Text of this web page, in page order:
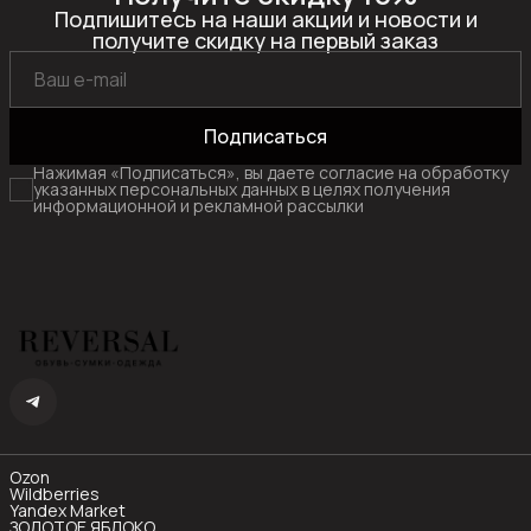
Подпишитесь на наши акции и новости и
получите скидку на первый заказ
Подписаться
Нажимая «Подписаться», вы даете согласие на обработку
указанных персональных данных в целях получения
информационной и рекламной рассылки
Ozon
Wildberries
Yandex Market